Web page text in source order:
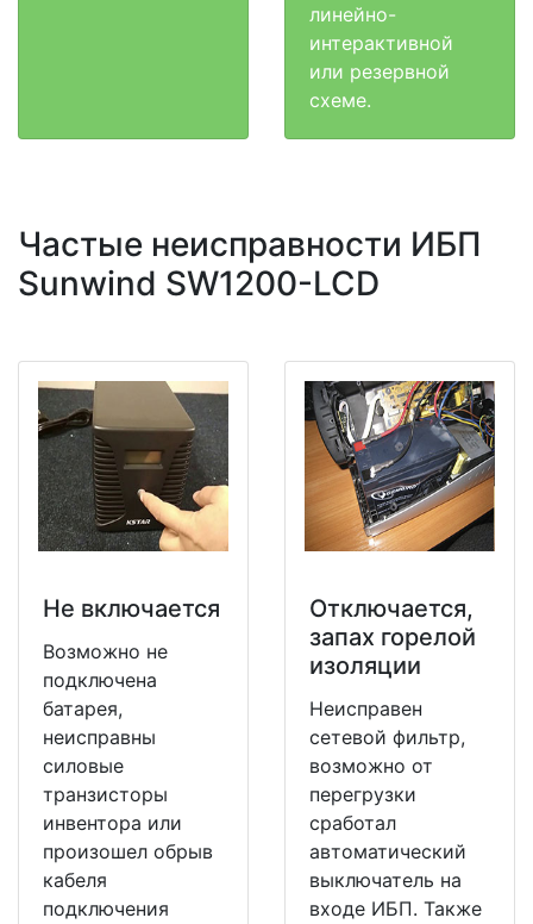
линейно-
интерактивной
или резервной
схеме.
Частые неисправности ИБП
Sunwind SW1200-LCD
Не включается
Возможно не
подключена
батарея,
неисправны
силовые
транзисторы
инвентора или
произошел обрыв
кабеля
подключения
Отключается,
запах горелой
изоляции
Неисправен
сетевой фильтр,
возможно от
перегрузки
сработал
автоматический
выключатель на
входе ИБП. Также